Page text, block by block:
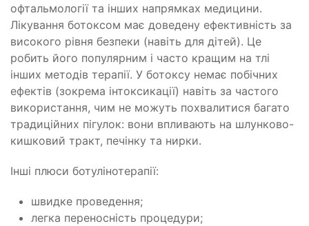
офтальмології та інших напрямках медицини.
Лікування ботоксом має доведену ефективність за
високого рівня безпеки (навіть для дітей). Це
робить його популярним і часто кращим на тлі
інших методів терапії. У ботоксу немає побічних
ефектів (зокрема інтоксикації) навіть за частого
використання, чим не можуть похвалитися багато
традиційних пігулок: вони впливають на шлунково-
кишковий тракт, печінку та нирки.
Інші плюси ботулінотерапії:
швидке проведення;
легка переносність процедури;